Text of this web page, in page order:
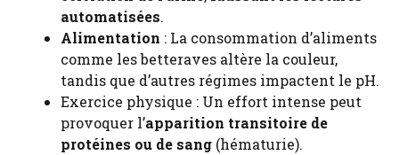
automatisées.
Alimentation : La consommation d’aliments
comme les betteraves altère la couleur,
tandis que d’autres régimes impactent le pH.
Exercice physique : Un effort intense peut
provoquer l’apparition transitoire de
protéines ou de sang (hématurie).